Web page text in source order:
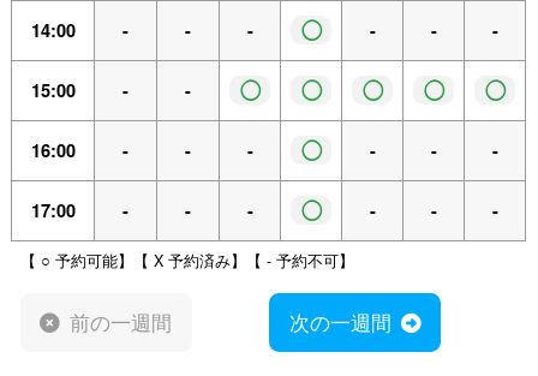
14:00 - - - ◯ - - -
15:00 - - ◯ ◯ ◯ ◯ ◯
16:00 - - - ◯ - - -
17:00 - - - ◯ - - -
【 ○ 予約可能】【 X 予約済み】【 - 予約不可】
前の一週間 次の一週間